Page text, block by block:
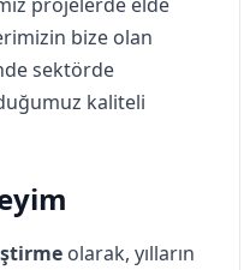
bize olan
sektörde
kaliteli
olarak, yılların